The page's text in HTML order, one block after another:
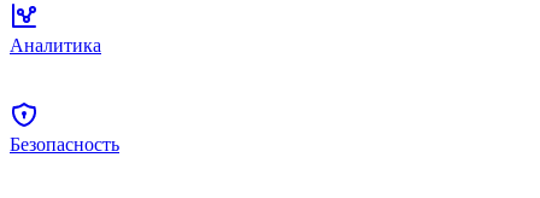
Аналитика
Безопасность